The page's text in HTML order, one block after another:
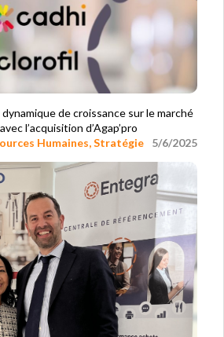
de croissance sur le marché
l’acquisition d’Agap’pro
Humaines,Stratégie 5/6/2025